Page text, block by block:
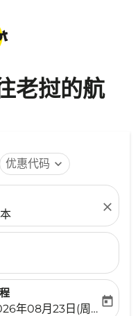
老挝的航
优惠代码 expand_more
close
aria-label
booking-return-date-
年08月23日(周日)
today